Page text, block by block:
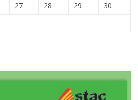
27 28 29
30